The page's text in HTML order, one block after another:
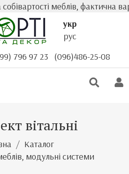
меблів, фактична
укр
рус
796 97 23 (096)486-25-08
вітальні
Каталог
модульні системи